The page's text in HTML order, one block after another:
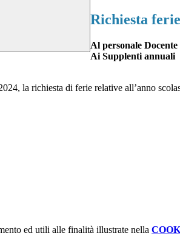
Richiesta
Al personale
Ai Supplenti annuali
la richiesta di ferie relative all’anno
ed utili alle finalità illustrate nella